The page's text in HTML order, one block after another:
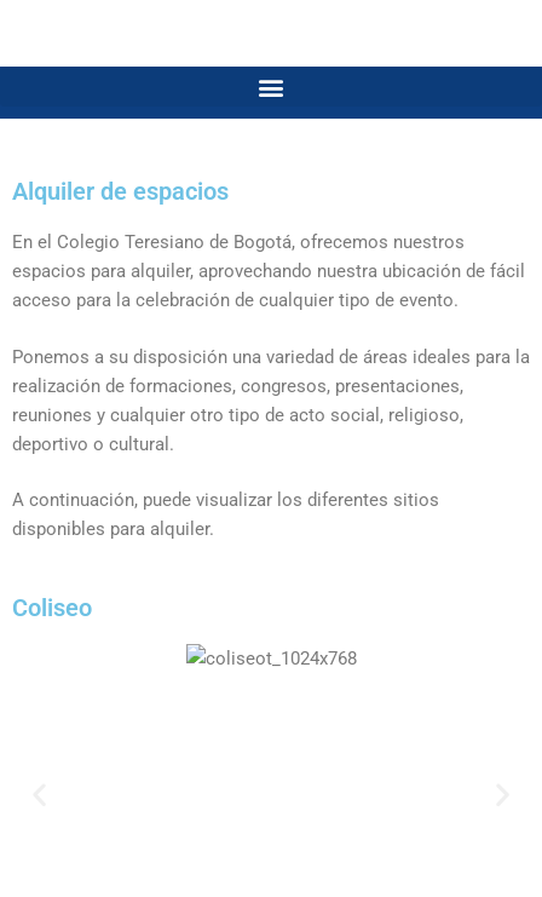
Alquiler de espacios
En el Colegio Teresiano de Bogotá, ofrecemos nuestros
espacios para alquiler, aprovechando nuestra ubicación de fácil
acceso para la celebración de cualquier tipo de evento.
Ponemos a su disposición una variedad de áreas ideales para la
realización de formaciones, congresos, presentaciones,
reuniones y cualquier otro tipo de acto social, religioso,
deportivo o cultural.
A continuación, puede visualizar los diferentes sitios
disponibles para alquiler.
Coliseo